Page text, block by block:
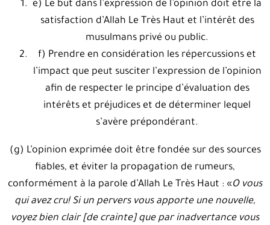
e) Le but dans l’expression de l’opinion doit être la
satisfaction d’Allah Le Très Haut et l’intérêt des
musulmans privé ou public.
f) Prendre en considération les répercussions et
l’impact que peut susciter l’expression de l’opinion
afin de respecter le principe d’évaluation des
intérêts et préjudices et de déterminer lequel
s’avère prépondérant.
(g) L’opinion exprimée doit être fondée sur des sources
fiables, et éviter la propagation de rumeurs,
conformément à la parole d’Allah Le Très Haut : «O vous
qui avez cru! Si un pervers vous apporte une nouvelle,
voyez bien clair [de crainte] que par inadvertance vous